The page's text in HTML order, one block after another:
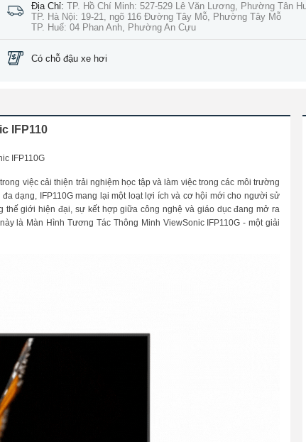
Địa Chỉ: TP. Hồ Chí Minh: 527-529 Lê Văn Lương, Phường Tân
TP. Hà Nội: 19-21, ngõ 116 Đường Tây Mỗ, Phường Tây Mỗ
TP. Huế: 04 Phan Anh, Phường An Cựu
Có chỗ đậu xe hơi
IFP110
IFP110G
việc cải thiện trải nghiệm học tập và làm việc trong các môi trường
dạng, IFP110G mang lại một loạt lợi ích và cơ hội mới cho người sử
thế giới hiện đại, sự kết hợp giữa công nghệ và giáo dục đang mở ra
là Màn Hình Tương Tác Thông Minh ViewSonic IFP110G - một giải